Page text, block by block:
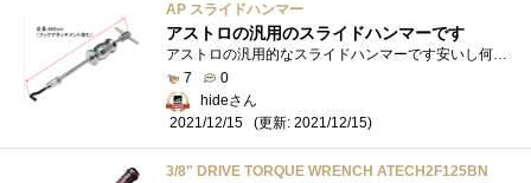
AP スライドハンマー
アストロの汎用のスライドハンマーです
アストロの汎用的なスライドハンマーです安いし何ら問題ありません 過去にスライディングハンマーと言えばこんなのを持っていましたが・・・...
7
0
hideさん
2021/12/15
(更新: 2021/12/15)
3/8" DRIVE TORQUE WRENCH ATECH2F125BN